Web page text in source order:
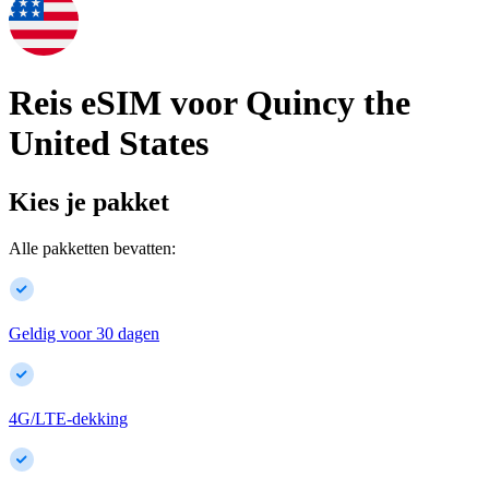
Reis eSIM voor Quincy the
United States
Kies je pakket
Alle pakketten bevatten:
Geldig voor 30 dagen
4G/LTE-dekking